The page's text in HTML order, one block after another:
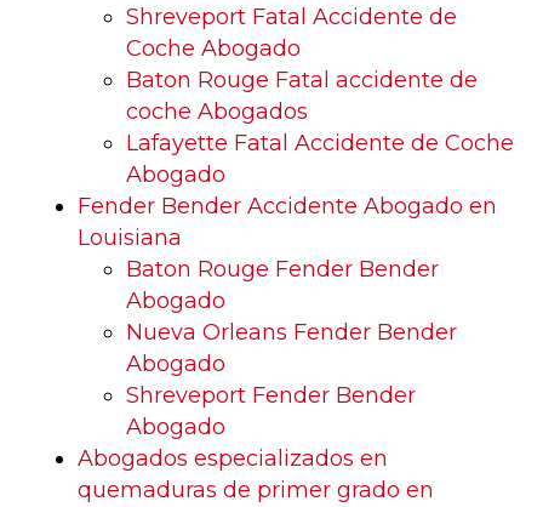
Shreveport Fatal Accidente de
Coche Abogado
Baton Rouge Fatal accidente de
coche Abogados
Lafayette Fatal Accidente de Coche
Abogado
Fender Bender Accidente Abogado en
Louisiana
Baton Rouge Fender Bender
Abogado
Nueva Orleans Fender Bender
Abogado
Shreveport Fender Bender
Abogado
Abogados especializados en
quemaduras de primer grado en